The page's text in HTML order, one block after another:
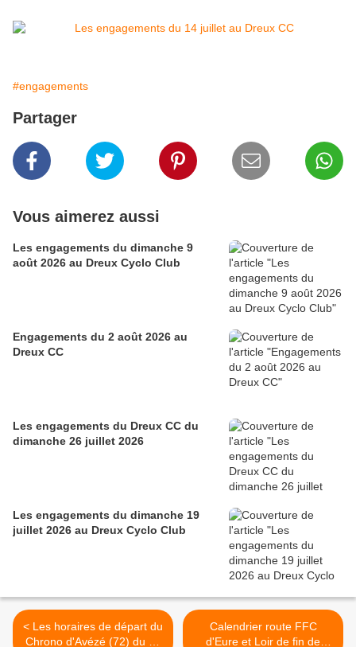
#engagements
Partager
Vous aimerez aussi
Les engagements du dimanche 9
août 2026 au Dreux Cyclo Club
Engagements du 2 août 2026 au
Dreux CC
Les engagements du Dreux CC du
dimanche 26 juillet 2026
Les engagements du dimanche 19
juillet 2026 au Dreux Cyclo Club
< Les horaires de départ du
Chrono d'Avézé (72) du 14
Calendrier route FFC
d'Eure et Loir de fin de